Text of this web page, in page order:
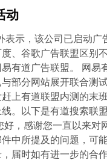
动
表示，该公司已启动
、谷歌广告联盟区别
有道广告联盟。 网
部分网站展开联合测
上有道联盟内测的末
。以下是有道搜索联
好，感谢您一直以来
中所提及的问题，可
届时如有进一步的合